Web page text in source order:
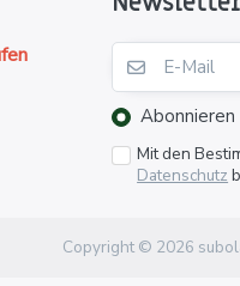
Abonnieren
Mit den
Datenschutz
Copyright © 2026